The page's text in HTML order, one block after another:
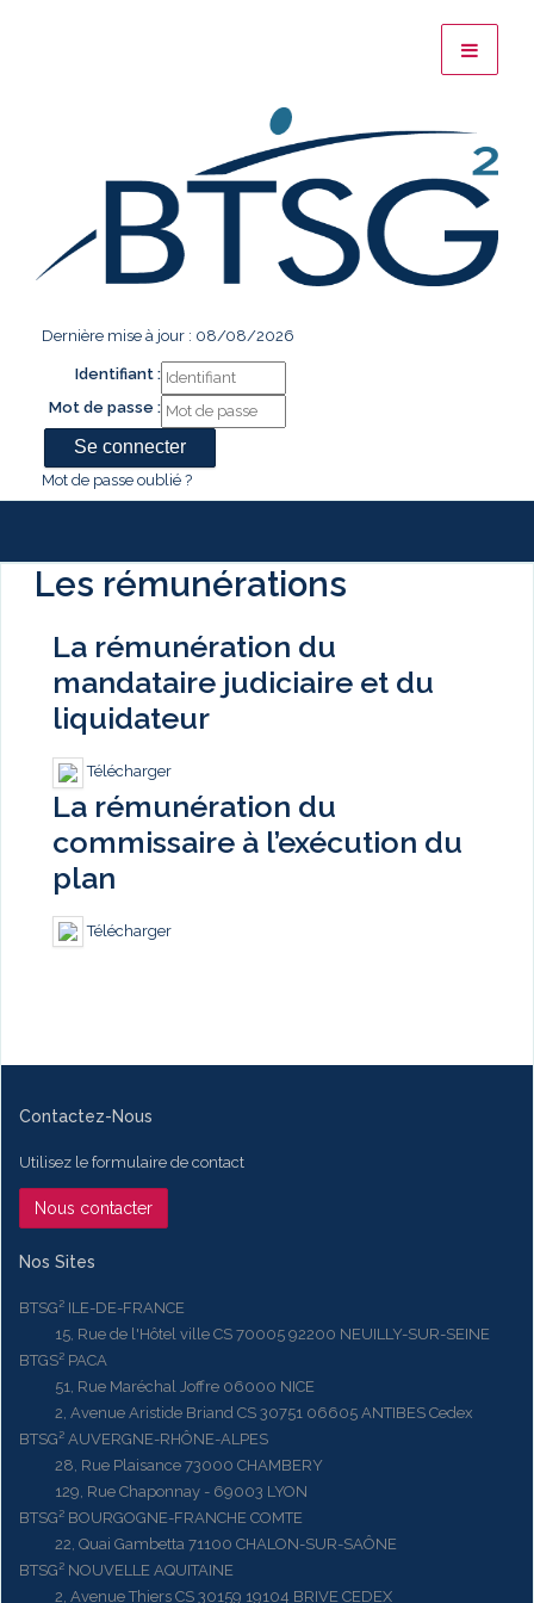
Dernière mise à jour : 08/08/2026
Identifiant :
Mot de passe :
Mot de passe oublié ?
Les rémunérations
La rémunération du
mandataire judiciaire et du
liquidateur
Télécharger
La rémunération du
commissaire à l’exécution du
plan
Télécharger
Contactez-Nous
Utilisez le formulaire de contact
Nous contacter
Nos Sites
BTSG² ILE-DE-FRANCE
15, Rue de l'Hôtel ville CS 70005 92200 NEUILLY-SUR-SEINE
BTGS² PACA
51, Rue Maréchal Joffre 06000 NICE
2, Avenue Aristide Briand CS 30751 06605 ANTIBES Cedex
BTSG² AUVERGNE-RHÔNE-ALPES
28, Rue Plaisance 73000 CHAMBERY
129, Rue Chaponnay - 69003 LYON
BTSG² BOURGOGNE-FRANCHE COMTE
22, Quai Gambetta 71100 CHALON-SUR-SAÔNE
BTSG² NOUVELLE AQUITAINE
2, Avenue Thiers CS 30159 19104 BRIVE CEDEX